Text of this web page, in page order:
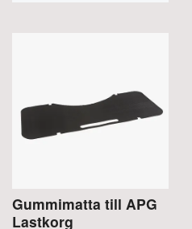
Gummimatta till APG
Lastkorg